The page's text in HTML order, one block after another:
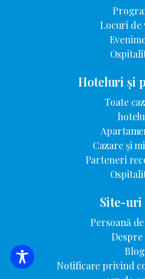
CĂUTARE
Locuri de
Hoteluri și
Toate
Cazare și
Parteneri
Site-
Persoană
Despre
Blog
Notificare privind